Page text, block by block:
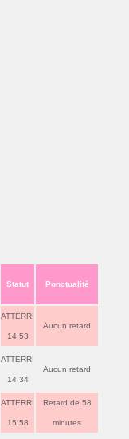
Statut Ponctualité
ATTERRI
14:53
Aucun retard
ATTERRI
14:34
Aucun retard
ATTERRI
15:58
Retard de 58
minutes